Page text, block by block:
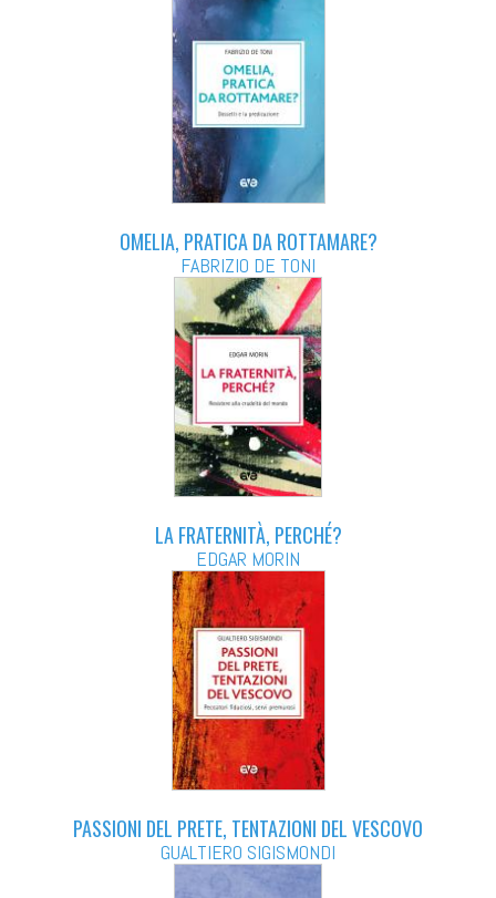
OMELIA, PRATICA DA ROTTAMARE?
FABRIZIO DE TONI
LA FRATERNITÀ, PERCHÉ?
EDGAR MORIN
PASSIONI DEL PRETE, TENTAZIONI DEL VESCOVO
GUALTIERO SIGISMONDI